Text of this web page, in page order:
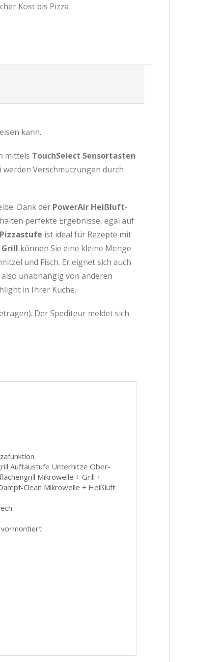
Kost bis Pizza
kann.
mittels TouchSelect Sensortasten
werden Verschmutzungen durch
Dank der PowerAir Heißluft-
perfekte Ergebnisse, egal auf
Pizzastufe ist ideal für Rezepte mit
können Sie eine kleine Menge
und Fisch. Er eignet sich auch
unabhängig von anderen
in Ihrer Küche.
Der Spediteur meldet sich
Auftaustufe Unterhitze Ober-
Mikrowelle + Grill +
Clean Mikrowelle + Heißluft
vormontiert